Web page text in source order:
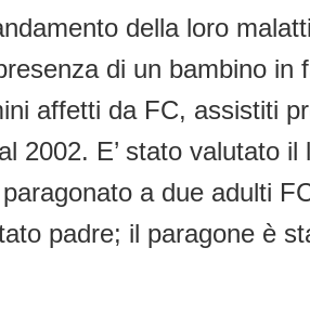
della loro
di un bambino
affetti da FC, assistiti
E’ stato valutato
a due adulti
padre; il paragone è